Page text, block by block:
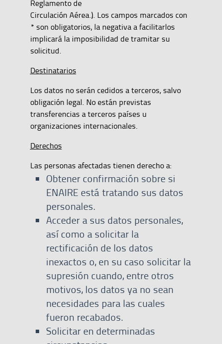
Reglamento de
Circulación Aérea.). Los campos marcados con
* son obligatorios, la negativa a facilitarlos
implicará la imposibilidad de tramitar su
solicitud.
Destinatarios
Los datos no serán cedidos a terceros, salvo
obligación legal. No están previstas
transferencias a terceros países u
organizaciones internacionales.
Derechos
Las personas afectadas tienen derecho a:
Obtener confirmación sobre si
ENAIRE está tratando sus datos
personales.
Acceder a sus datos personales,
así como a solicitar la
rectificación de los datos
inexactos o, en su caso solicitar la
supresión cuando, entre otros
motivos, los datos ya no sean
necesidades para las cuales
fueron recabados.
Solicitar en determinadas